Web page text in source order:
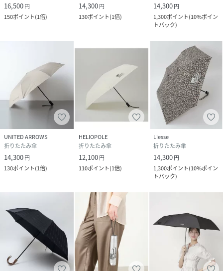
16,500円
150ポイント(1倍)
14,300円
130ポイント(1倍)
14,300円
1,300ポイント(10%ポイン
トバック)
UNITED ARROWS
折りたたみ傘
14,300円
130ポイント(1倍)
HELIOPOLE
折りたたみ傘
12,100円
110ポイント(1倍)
Liesse
折りたたみ傘
14,300円
1,300ポイント(10%ポイン
トバック)